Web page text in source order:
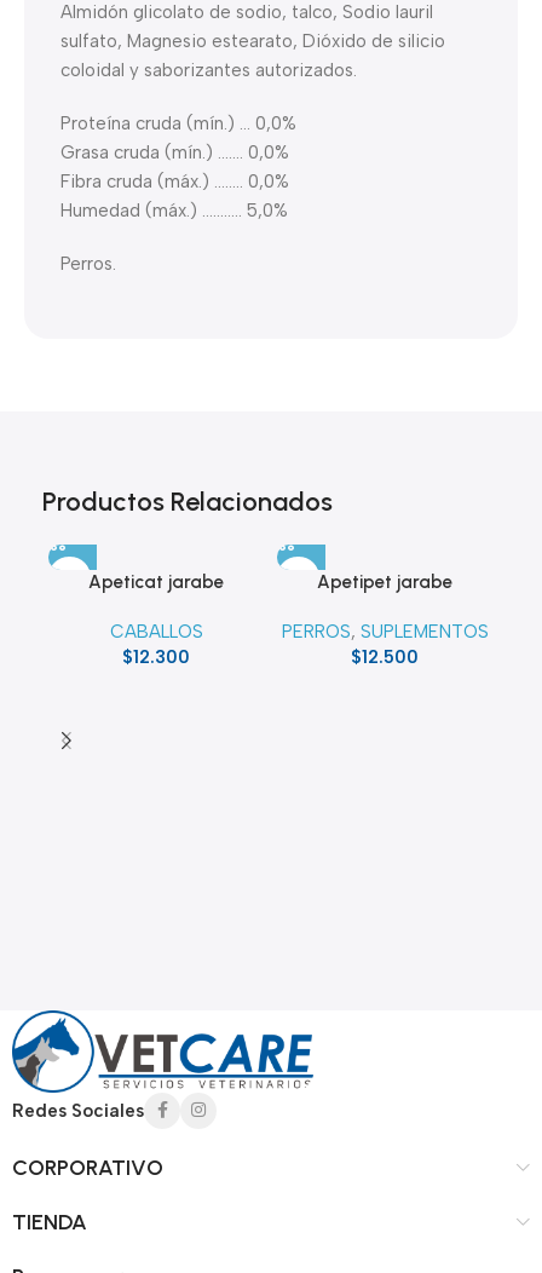
Almidón glicolato de sodio, talco, Sodio lauril
sulfato, Magnesio estearato, Dióxido de silicio
coloidal y saborizantes autorizados.
Proteína cruda (mín.) … 0,0%
Grasa cruda (mín.) ……. 0,0%
Fibra cruda (máx.) …….. 0,0%
Humedad (máx.) ……….. 5,0%
Perros.
Productos Relacionados
Apeticat jarabe
CABALLOS
$12.300
Apetipet jarabe
PERROS, SUPLEMENTOS
$12.500
Redes Sociales
CORPORATIVO
TIENDA